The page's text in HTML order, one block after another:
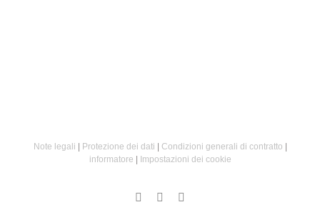
Note legali Protezione dei dati Condizioni generali di contratto
informatore
Impostazioni dei cookie
InstagramFacebook